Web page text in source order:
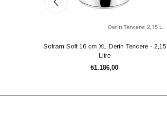
Sofram Soft 16 cm XL Derin Tencere - 2,15
Litre
₺1.186,00